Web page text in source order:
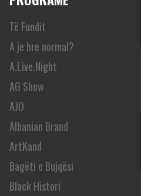
Të Fundit
A je bre normal?
A.Live.Night
AG Show
AJO
Albanian Brand
ArtKand
Bagëti e Bujqësi
Black Histori